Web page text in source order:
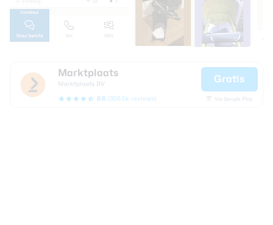
Marktplaats
Marktplaats BV
8.6 (356.5k reviews)
Gratis
Via Google Play